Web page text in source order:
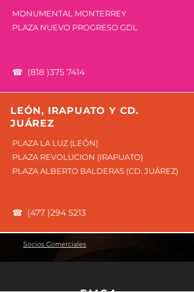
MONUMENTAL MONTERREY
PLAZA NUEVO PROGRESO GDL
☎ (818 )375 7414
LEÓN, IRAPUATO Y CD.
JUÁREZ
PLAZA LA LUZ (LEÓN)
PLAZA REVOLUCION (IRAPUATO)
PLAZA ALBERTO BALDERAS (CD. JUÁREZ)
☎ (477 )294 5213
Socios Comerciales